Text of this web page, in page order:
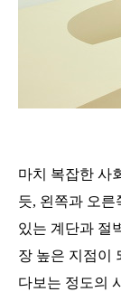
마치 복잡한 사
듯, 왼쪽과 오른
있는 계단과 절
장 높은 지점이
다보는 정도의